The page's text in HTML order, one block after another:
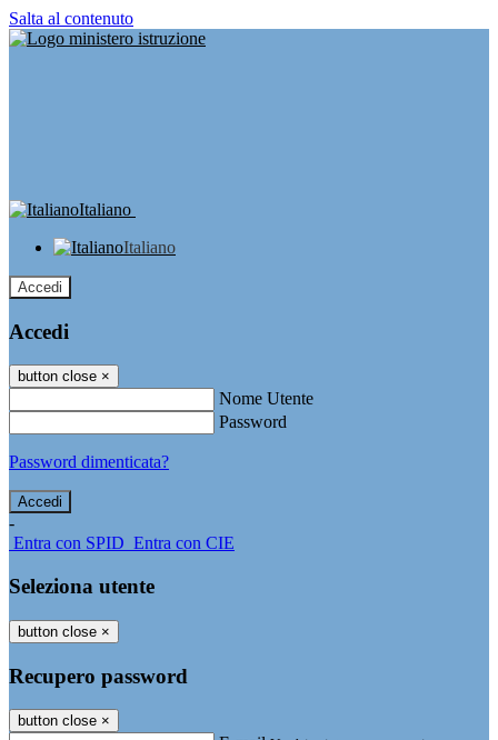
Salta al contenuto
Italiano
Italiano
Accedi
Accedi
button close ×
Nome Utente
Password
Password dimenticata?
-
Entra con SPID Entra con CIE
Seleziona utente
button close ×
Recupero password
button close ×